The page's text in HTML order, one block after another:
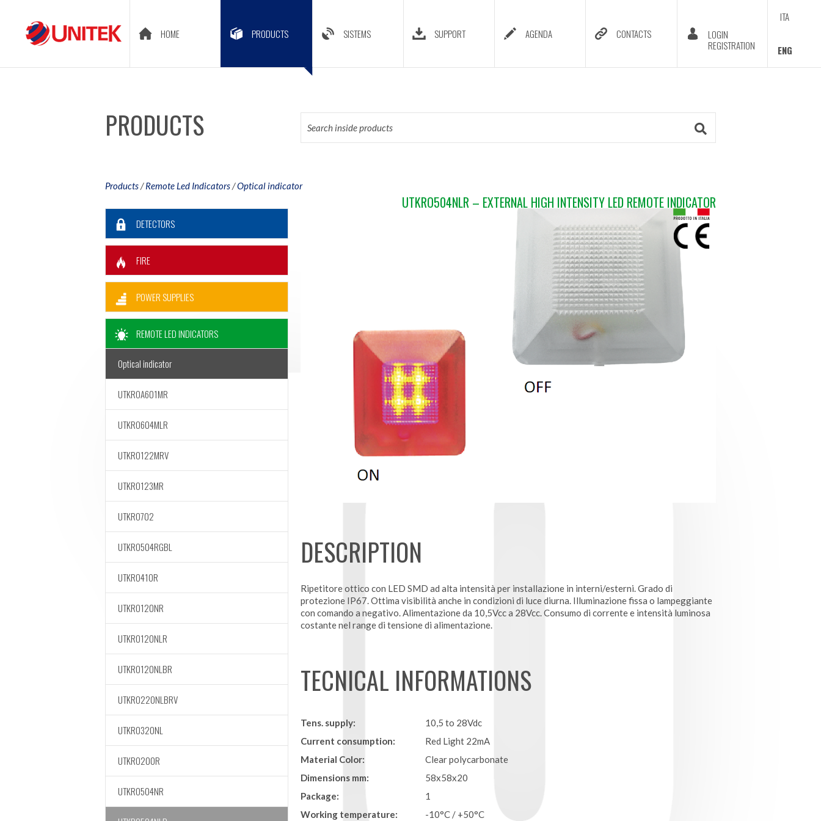
HOME PRODUCTS SISTEMS SUPPORT AGENDA CONTACTS
LOGIN
REGISTRATION
ITA
ENG
PRODUCTS
Products/Remote Led Indicators/Optical indicator
UTKRO504NLR – EXTERNAL HIGH INTENSITY LED REMOTE INDICATOR
DESCRIPTION
Ripetitore ottico con LED SMD ad alta intensità per installazione in interni/esterni. Grado di
protezione IP67. Ottima visibilità anche in condizioni di luce diurna. Illuminazione fissa o lampeggiante
con comando a negativo. Alimentazione da 10,5Vcc a 28Vcc. Consumo di corrente e intensità luminosa
costante nel range di tensione di alimentazione.
TECNICAL INFORMATIONS
Tens. supply:
10,5 to 28Vdc
Current consumption:
Red Light 22mA
Material Color:
Clear polycarbonate
Dimensions mm:
58x58x20
Package:
1
Working temperature:
-10°C / +50°C
DETECTORS
FIRE
POWER SUPPLIES
REMOTE LED INDICATORS
Optical indicator
UTKROA601MR
UTKRO604MLR
UTKRO122MRV
UTKRO123MR
UTKRO702
UTKRO504RGBL
UTKRO410R
UTKRO120NR
UTKRO120NLR
UTKRO120NLBR
UTKRO220NLBRV
UTKRO320NL
UTKRO200R
UTKRO504NR